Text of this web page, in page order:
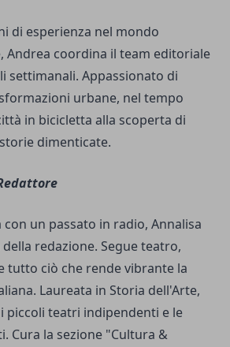
di esperienza nel mondo
Andrea coordina il team editoriale
settimanali. Appassionato di
urbane, nel tempo
in bicicletta alla scoperta di
dimenticate.
un passato in radio, Annalisa
redazione. Segue teatro,
tutto ciò che rende vibrante la
Laureata in Storia dell'Arte,
piccoli teatri indipendenti e le
Cura la sezione "Cultura &